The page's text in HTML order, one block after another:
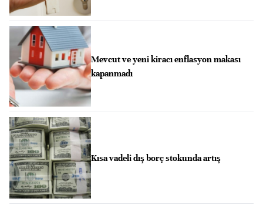
Mevcut ve yeni kiracı enflasyon makası
kapanmadı
Kısa vadeli dış borç stokunda artış